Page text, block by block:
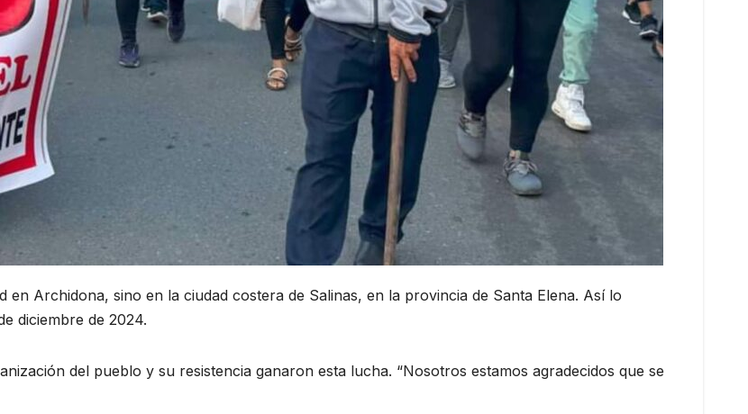
Archidona, sino en la ciudad costera de Salinas, en la provincia de Santa Elena. Así lo
diciembre de 2024.
del pueblo y su resistencia ganaron esta lucha. “Nosotros estamos agradecidos que se